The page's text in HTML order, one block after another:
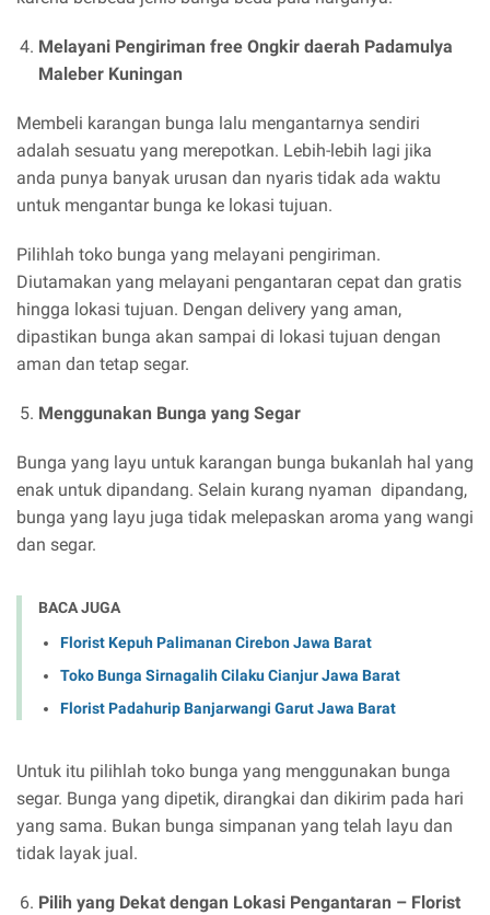
Melayani Pengiriman free Ongkir daerah Padamulya
Maleber Kuningan
Membeli karangan bunga lalu mengantarnya sendiri
adalah sesuatu yang merepotkan. Lebih-lebih lagi jika
anda punya banyak urusan dan nyaris tidak ada waktu
untuk mengantar bunga ke lokasi tujuan.
Pilihlah toko bunga yang melayani pengiriman.
Diutamakan yang melayani pengantaran cepat dan gratis
hingga lokasi tujuan. Dengan delivery yang aman,
dipastikan bunga akan sampai di lokasi tujuan dengan
aman dan tetap segar.
Menggunakan Bunga yang Segar
Bunga yang layu untuk karangan bunga bukanlah hal yang
enak untuk dipandang. Selain kurang nyaman dipandang,
bunga yang layu juga tidak melepaskan aroma yang wangi
dan segar.
BACA JUGA
Florist Kepuh Palimanan Cirebon Jawa Barat
Toko Bunga Sirnagalih Cilaku Cianjur Jawa Barat
Florist Padahurip Banjarwangi Garut Jawa Barat
Untuk itu pilihlah toko bunga yang menggunakan bunga
segar. Bunga yang dipetik, dirangkai dan dikirim pada hari
yang sama. Bukan bunga simpanan yang telah layu dan
tidak layak jual.
Pilih yang Dekat dengan Lokasi Pengantaran – Florist